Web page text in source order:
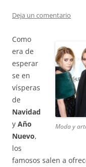
Deja un comentario
Moda y
Como
era de
esperar
se en
vísperas
de
Navidad
y Año
Nuevo,
los
famosos salen a